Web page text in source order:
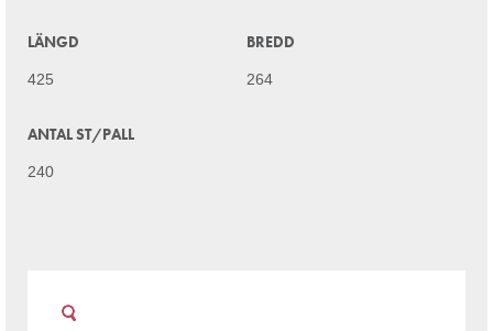
LÄNGD
425
BREDD
264
ANTAL ST/PALL
240